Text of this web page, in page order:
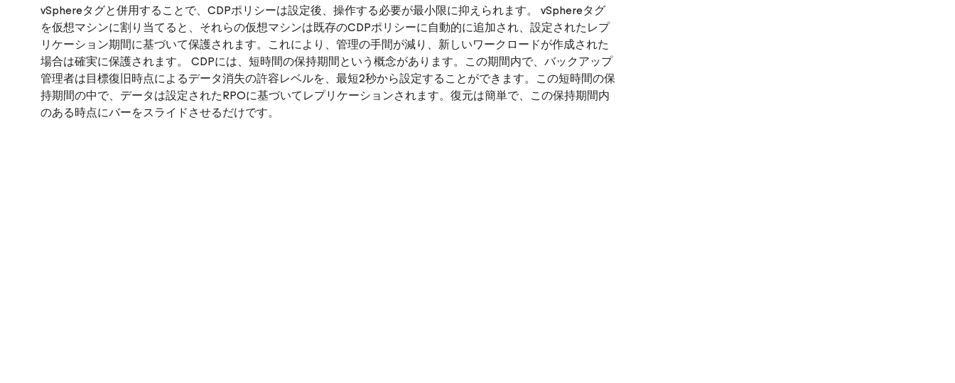
vSphereタグと併用することで、CDPポリシーは設定後、操作する必要が最小限に抑えられます。 vSphereタグ
を仮想マシンに割り当てると、それらの仮想マシンは既存のCDPポリシーに自動的に追加され、設定されたレプ
リケーション期間に基づいて保護されます。これにより、管理の手間が減り、新しいワークロードが作成された
場合は確実に保護されます。 CDPには、短時間の保持期間という概念があります。この期間内で、バックアップ
管理者は目標復旧時点によるデータ消失の許容レベルを、最短2秒から設定することができます。この短時間の保
持期間の中で、データは設定されたRPOに基づいてレプリケーションされます。復元は簡単で、この保持期間内
のある時点にバーをスライドさせるだけです。